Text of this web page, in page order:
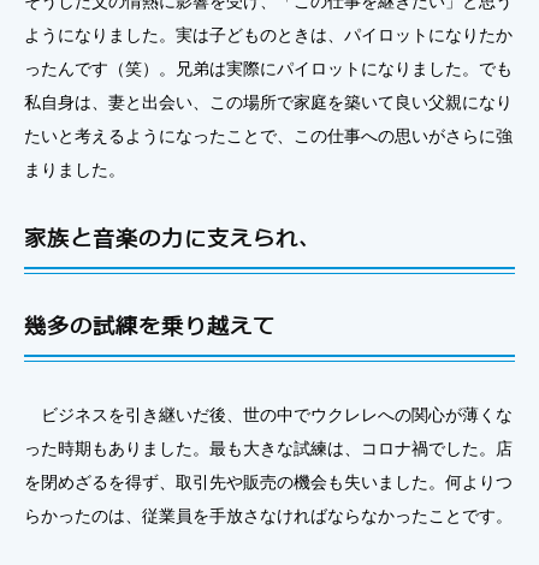
ようになりました。実は子どものときは、パイロットになりたか
ったんです（笑）。兄弟は実際にパイロットになりました。でも
私自身は、妻と出会い、この場所で家庭を築いて良い父親になり
たいと考えるようになったことで、この仕事への思いがさらに強
まりました。
家族と音楽の力に支えられ、
幾多の試練を乗り越えて
ビジネスを引き継いだ後、世の中でウクレレへの関心が薄くな
った時期もありました。最も大きな試練は、コロナ禍でした。店
を閉めざるを得ず、取引先や販売の機会も失いました。何よりつ
らかったのは、従業員を手放さなければならなかったことです。